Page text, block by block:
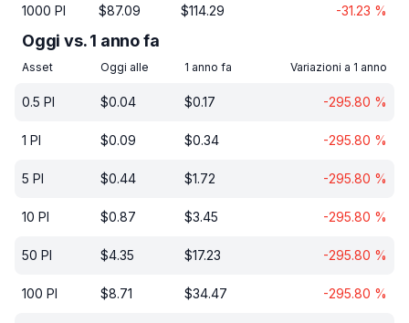
1000 PI $87.09 $114.29 -31.23 %
Oggi vs. 1 anno fa
Asset Oggi alle 1 anno fa Variazioni a 1 anno
0.5 PI $0.04 $0.17 -295.80 %
1 PI $0.09 $0.34 -295.80 %
5 PI $0.44 $1.72 -295.80 %
10 PI $0.87 $3.45 -295.80 %
50 PI $4.35 $17.23 -295.80 %
100 PI $8.71 $34.47 -295.80 %